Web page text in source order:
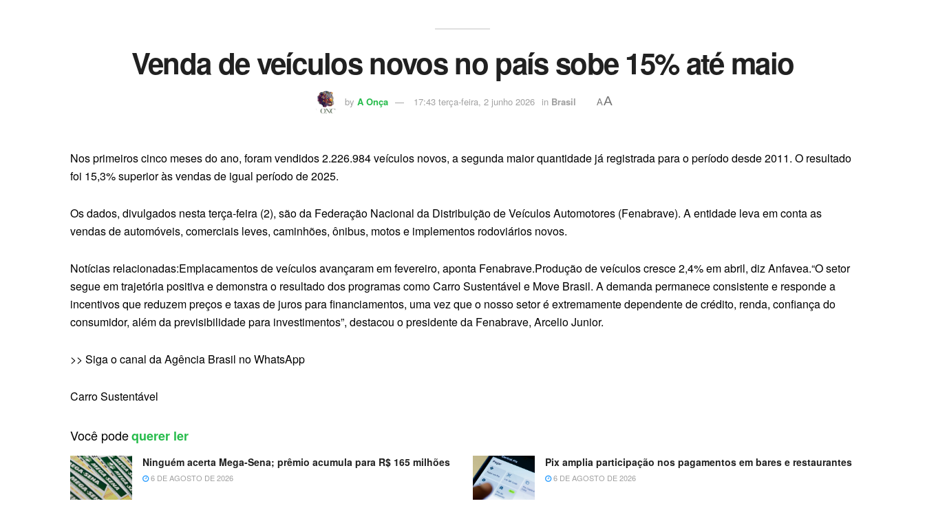
Venda de veículos novos no país sobe 15% até maio
by A Onça 17:43 terça-feira, 2 junho 2026 in Brasil AA
Nos primeiros cinco meses do ano, foram vendidos 2.226.984 veículos novos, a segunda maior quantidade já registrada para o período desde 2011. O resultado
foi 15,3% superior às vendas de igual período de 2025.
Os dados, divulgados nesta terça-feira (2), são da Federação Nacional da Distribuição de Veículos Automotores (Fenabrave). A entidade leva em conta as
vendas de automóveis, comerciais leves, caminhões, ônibus, motos e implementos rodoviários novos.
Notícias relacionadas:Emplacamentos de veículos avançaram em fevereiro, aponta Fenabrave.Produção de veículos cresce 2,4% em abril, diz Anfavea.“O setor
segue em trajetória positiva e demonstra o resultado dos programas como Carro Sustentável e Move Brasil. A demanda permanece consistente e responde a
incentivos que reduzem preços e taxas de juros para financiamentos, uma vez que o nosso setor é extremamente dependente de crédito, renda, confiança do
consumidor, além da previsibilidade para investimentos”, destacou o presidente da Fenabrave, Arcelio Junior.
>> Siga o canal da Agência Brasil no WhatsApp
Carro Sustentável
Você podequerer ler
Ninguém acerta Mega-Sena; prêmio acumula para R$ 165 milhões
6 DE AGOSTO DE 2026
Pix amplia participação nos pagamentos em bares e restaurantes
6 DE AGOSTO DE 2026